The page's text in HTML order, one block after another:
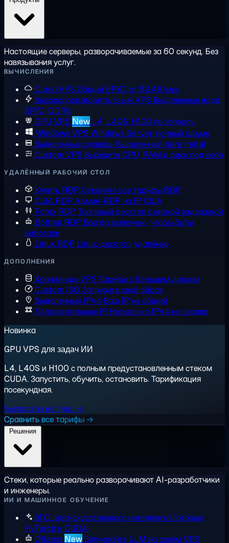
Настоящие серверы, разворачиваемые за 60 секунд. Без
навязывания услуг.
ВЫЧИСЛЕНИЯ
Cloud VPS Общий EPYC, от $2,48/мес
Высокопроизводительный VPS Выделенные ядра
EPYC, DDR5
GPU VPS New L4, L40S, H100 по запросу
Windows VPS Windows Server, полный админ
Выделенные серверыВыделенный bare metal
Custom VPS Выберите CPU, RAM и диск под себя
УДАЛЁННЫЙ РАБОЧИЙ СТОЛ
Купить RDP Сравните все тарифы RDP
США RDP Админ-RDP на IP США
Forex RDP Торговый десктоп с низкой задержкой
Botting RDP Всегда включено, чтобы боты
работали
Linux RDP Linux-десктоп, удалённо
ДОПОЛНЕНИЯ
Хранилище VPS Тарифы с большим диском
Custom ISO Загрузите свой образ
Выделенный IPv4 Ваш IP, не общий
Дополнительные IP Несколько IPv4 на сервер
Новинка
GPU VPS для задач ИИ
L4, L40S и H100 с полным предустановленным стеком
CUDA. Запустить, обучить, остановить. Тарификация
посекундная.
Бесплатно на 1 час →
Сравнить все тарифы →
Стеки, которые реально разворачивают AI-разработчики
и инженеры.
ИИ И МАШИННОЕ ОБУЧЕНИЕ
ВПС для искусственного интеллектаГотовые
PyTorch и CUDA
Ollama NewЗапускайте LLM на своём VPS